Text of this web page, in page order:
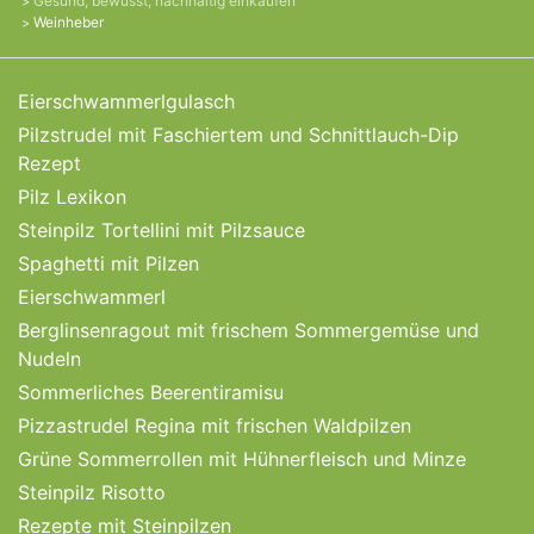
Weinheber
Eierschwammerlgulasch
Pilzstrudel mit Faschiertem und Schnittlauch-Dip
Rezept
Pilz Lexikon
Steinpilz Tortellini mit Pilzsauce
Spaghetti mit Pilzen
Eierschwammerl
Berglinsenragout mit frischem Sommergemüse und
Nudeln
Sommerliches Beerentiramisu
Pizzastrudel Regina mit frischen Waldpilzen
Grüne Sommerrollen mit Hühnerfleisch und Minze
Steinpilz Risotto
Rezepte mit Steinpilzen